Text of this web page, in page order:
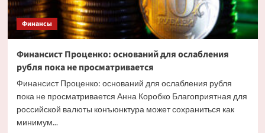
Финансы
Финансист Проценко: оснований для ослабления
рубля пока не просматривается
Финансист Проценко: оснований для ослабления рубля
пока не просматривается Анна Коробко Благоприятная для
российской валюты конъюнктура может сохраниться как
минимум...